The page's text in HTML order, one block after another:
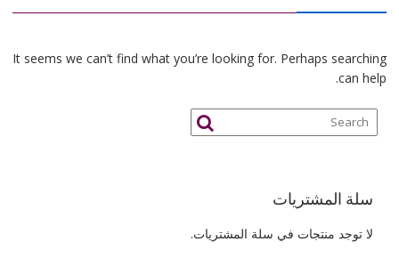
It seems we can’t find what you’re looking for. Perhaps searching
can help.
سلة المشتريات
لا توجد منتجات في سلة المشتريات.